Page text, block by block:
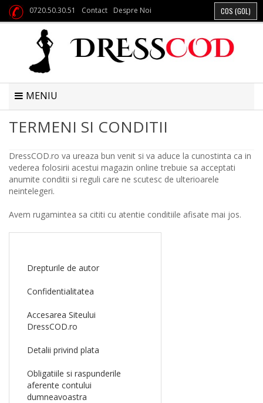
0720.50.30.51 Contact Despre Noi COS (GOL)
MENIU
TERMENI SI CONDITII
DressCOD.ro va ureaza bun venit si va aduce la cunostinta ca in
vederea folosirii acestui magazin online trebuie sa acceptati
anumite conditii si reguli care ne scutesc de ulterioarele
neintelegeri.
Avem rugamintea sa cititi cu atentie conditiile afisate mai jos.
Drepturile de autor
Confidentialitatea
Accesarea Siteului
DressCOD.ro
Detalii privind plata
Obligatiile si raspunderile
aferente contului
dumneavoastra